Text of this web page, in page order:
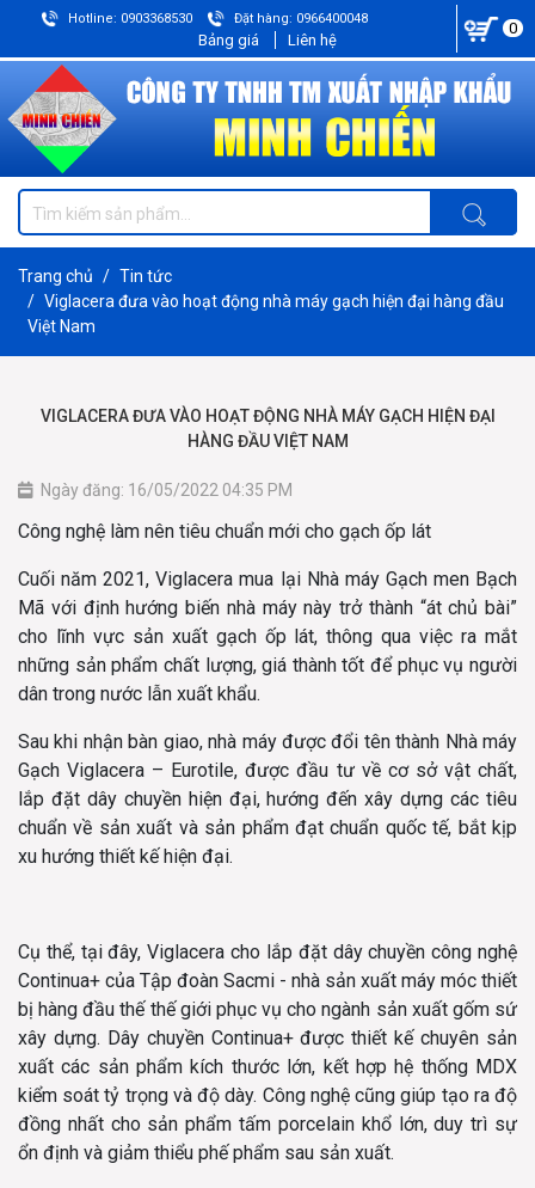
Hotline: 0903368530 Đặt hàng: 0966400048
0
Bảng giá Liên hệ
Trang chủ
Tin tức
Viglacera đưa vào hoạt động nhà máy gạch hiện đại hàng đầu
Việt Nam
VIGLACERA ĐƯA VÀO HOẠT ĐỘNG NHÀ MÁY GẠCH HIỆN ĐẠI
HÀNG ĐẦU VIỆT NAM
Ngày đăng: 16/05/2022 04:35 PM
Công nghệ làm nên tiêu chuẩn mới cho gạch ốp lát
Cuối năm 2021, Viglacera mua lại Nhà máy Gạch men Bạch
Mã với định hướng biến nhà máy này trở thành “át chủ bài”
cho lĩnh vực sản xuất gạch ốp lát, thông qua việc ra mắt
những sản phẩm chất lượng, giá thành tốt để phục vụ người
dân trong nước lẫn xuất khẩu.
Sau khi nhận bàn giao, nhà máy được đổi tên thành Nhà máy
Gạch Viglacera – Eurotile, được đầu tư về cơ sở vật chất,
lắp đặt dây chuyền hiện đại, hướng đến xây dựng các tiêu
chuẩn về sản xuất và sản phẩm đạt chuẩn quốc tế, bắt kịp
xu hướng thiết kế hiện đại.
Cụ thể, tại đây, Viglacera cho lắp đặt dây chuyền công nghệ
Continua+ của Tập đoàn Sacmi - nhà sản xuất máy móc thiết
bị hàng đầu thế thế giới phục vụ cho ngành sản xuất gốm sứ
xây dựng. Dây chuyền Continua+ được thiết kế chuyên sản
xuất các sản phẩm kích thước lớn, kết hợp hệ thống MDX
kiểm soát tỷ trọng và độ dày. Công nghệ cũng giúp tạo ra độ
đồng nhất cho sản phẩm tấm porcelain khổ lớn, duy trì sự
ổn định và giảm thiểu phế phẩm sau sản xuất.